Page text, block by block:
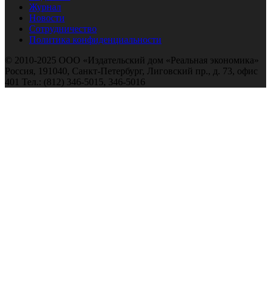
Журнал
Новости
Сотрудничество
Политика конфиденциальности
© 2010-2025 ООО «Издательский дом «Реальная экономика»
Россия, 191040, Санкт-Петербург, Лиговский пр., д. 73, офис
401 Тел.: (812) 346-5015, 346-5016